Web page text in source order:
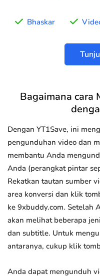
Bhaskar
Bagaimana cara
Dengan YT1Save, ini
pengunduhan video dan
membantu Anda
Anda (perangkat pintar
Rekatkan tautan sumber
area konversi dan klik
ke 9xbuddy.com. Setelah
akan melihat beberapa
dan subtitle. Untuk
antaranya, cukup klik
Anda dapat mengunduh